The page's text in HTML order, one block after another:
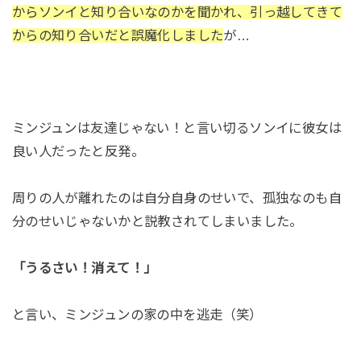
からソンイと知り合いなのかを聞かれ、引っ越してきて
からの知り合いだと誤魔化しましたが…
ミンジュンは友達じゃない！と言い切るソンイに彼女は
良い人だったと反発。
周りの人が離れたのは自分自身のせいで、孤独なのも自
分のせいじゃないかと説教されてしまいました。
「うるさい！消えて！」
と言い、ミンジュンの家の中を逃走（笑）